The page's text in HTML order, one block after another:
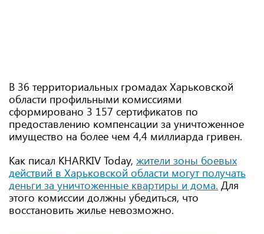
В 36 территориальных громадах Харьковской
области профильными комиссиями
сформировано 3 157 сертификатов по
предоставлению компенсации за уничтоженное
имущество на более чем 4,4 миллиарда гривен.
Как писал KHARKIV Today, жители зоны боевых
действий в Харьковской области могут получать
деньги за уничтоженные квартиры и дома. Для
этого комиссии должны убедиться, что
восстановить жилье невозможно.